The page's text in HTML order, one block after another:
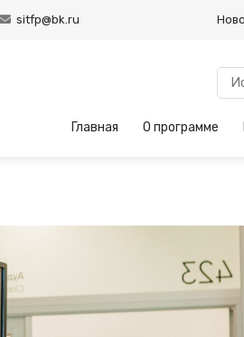
sitfp@bk.ru
Главная О программе